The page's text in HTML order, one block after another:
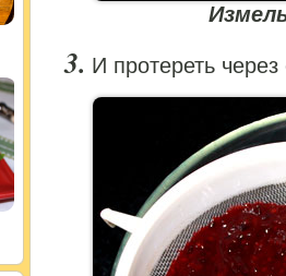
И протереть через